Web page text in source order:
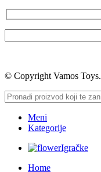
© Copyright Vamos
Meni
Kategorije
Igračke
Home